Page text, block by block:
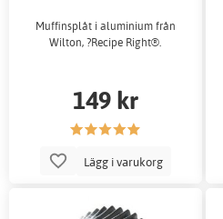
Muffinsplåt i aluminium från
Wilton, ?Recipe Right®.
149 kr
Lägg i varukorg